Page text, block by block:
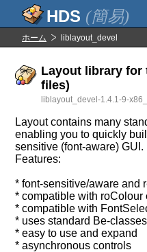
(簡易)
ホーム liblayout_devel
Layout library for
files)
liblayout_devel-1.4.1-9-
Layout contains many
enabling you to quickly
sensitive (font-aware) GUI.
Features:
* font-sensitive/aware and
* compatible with roColour
* compatible with
* uses standard Be-classes
* easy to use and expand
* asynchronous controls